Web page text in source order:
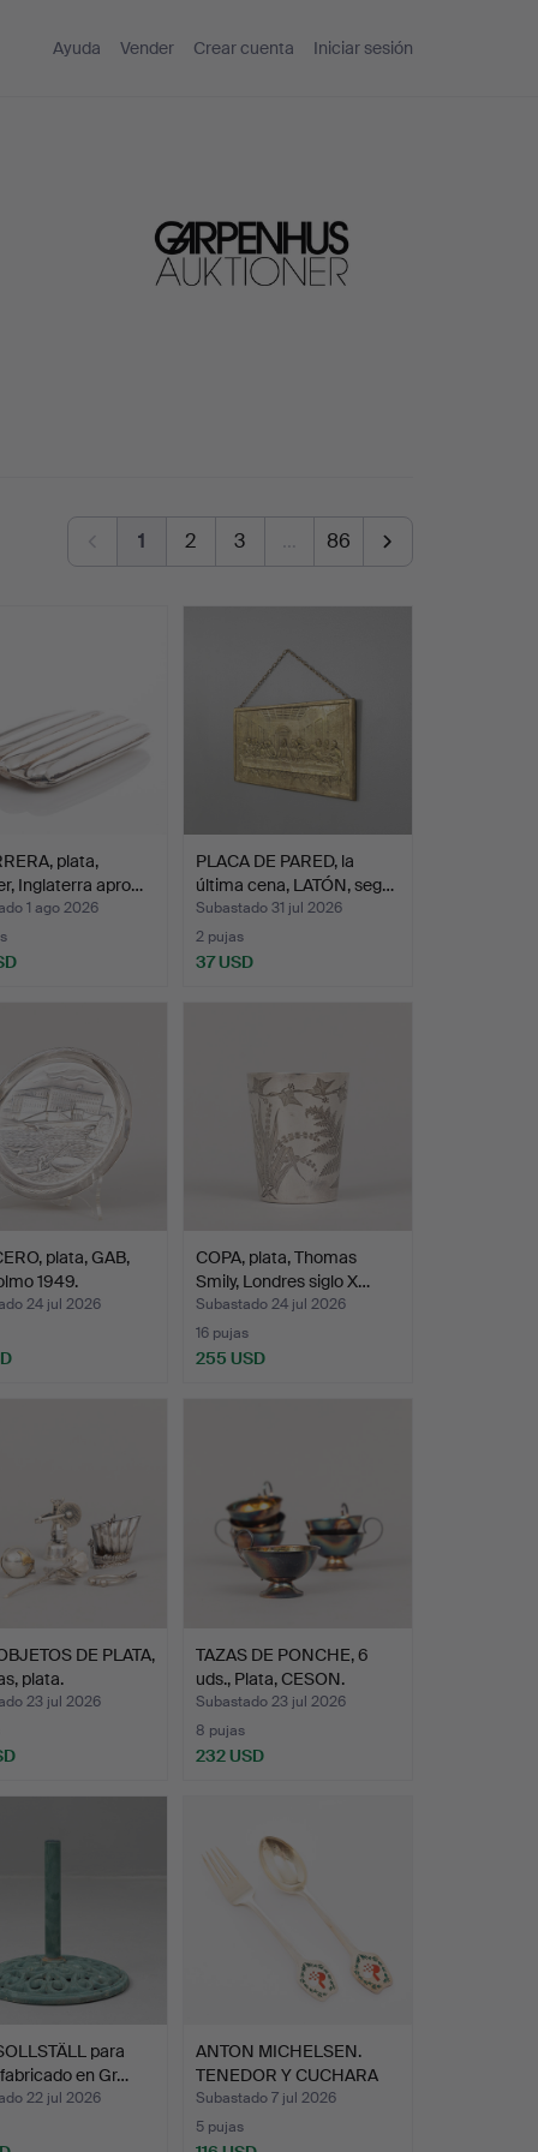
Ayuda Vender Crear cuenta Iniciar sesión
1 2 3 … 86
plata,
Inglaterra apro…
1 ago 2026
PLACA DE PARED, la
última cena, LATÓN, seg…
Subastado 31 jul 2026
2 pujas
37 USD
plata, GAB,
1949.
24 jul 2026
COPA, plata, Thomas
Smily, Londres siglo X…
Subastado 24 jul 2026
16 pujas
255 USD
DE PLATA,
plata.
23 jul 2026
TAZAS DE PONCHE, 6
uds., Plata, CESON.
Subastado 23 jul 2026
8 pujas
232 USD
para
en Gr…
22 jul 2026
ANTON MICHELSEN.
TENEDOR Y CUCHARA
DE NAVI…
Subastado 7 jul 2026
5 pujas